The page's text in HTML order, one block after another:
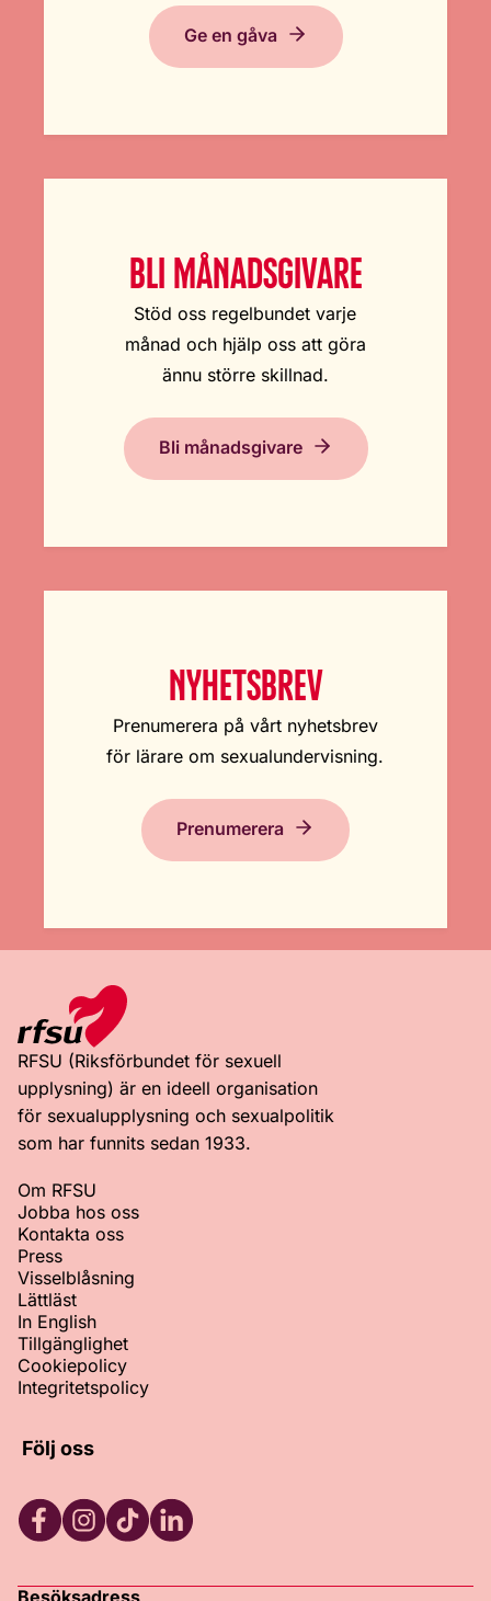
Ge en gåva
BLI MÅNADSGIVARE
Stöd oss regelbundet varje
månad och hjälp oss att göra
ännu större skillnad.
Bli månadsgivare
NYHETSBREV
Prenumerera på vårt nyhetsbrev
för lärare om sexualundervisning.
Prenumerera
RFSU (Riksförbundet för sexuell
upplysning) är en ideell organisation
för sexualupplysning och sexualpolitik
som har funnits sedan 1933.
Om RFSU
Jobba hos oss
Kontakta oss
Press
Visselblåsning
Lättläst
In English
Tillgänglighet
Cookiepolicy
Integritetspolicy
Följ oss
Besöksadress